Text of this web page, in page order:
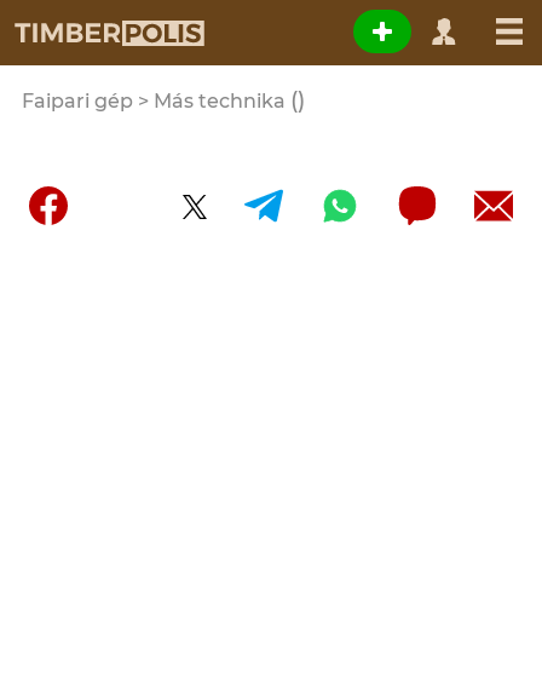
Faipari gép > Más technika ()